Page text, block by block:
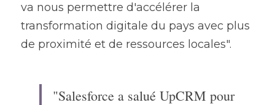
va nous permettre d'accélérer la
transformation digitale du pays avec plus
de proximité et de ressources locales".
"Salesforce a salué UpCRM pour